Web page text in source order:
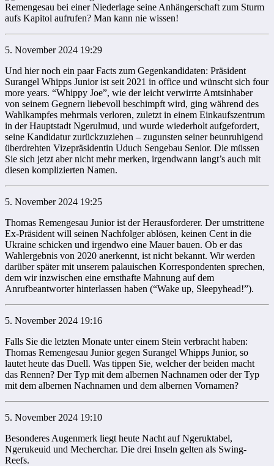
5. November 2024 19:29
Und hier noch ein paar Facts zum Gegenkandidaten: Präsident
Surangel Whipps Junior ist seit 2021 in office und wünscht sich four
more years. “Whippy Joe”, wie der leicht verwirrte Amtsinhaber
von seinem Gegnern liebevoll beschimpft wird, ging während des
Wahlkampfes mehrmals verloren, zuletzt in einem Einkaufszentrum
in der Hauptstadt Ngerulmud, und wurde wiederholt aufgefordert,
seine Kandidatur zurückzuziehen – zugunsten seiner beunruhigend
überdrehten Vizepräsidentin Uduch Sengebau Senior. Die müssen
Sie sich jetzt aber nicht mehr merken, irgendwann langt’s auch mit
diesen komplizierten Namen.
5. November 2024 19:25
Thomas Remengesau Junior ist der Herausforderer. Der umstrittene
Ex-Präsident will seinen Nachfolger ablösen, keinen Cent in die
Ukraine schicken und irgendwo eine Mauer bauen. Ob er das
Wahlergebnis von 2020 anerkennt, ist nicht bekannt. Wir werden
darüber später mit unserem palauischen Korrespondenten sprechen,
dem wir inzwischen eine ernsthafte Mahnung auf dem
Anrufbeantworter hinterlassen haben (“Wake up, Sleepyhead!”).
5. November 2024 19:16
Falls Sie die letzten Monate unter einem Stein verbracht haben:
Thomas Remengesau Junior gegen Surangel Whipps Junior, so
lautet heute das Duell. Was tippen Sie, welcher der beiden macht
das Rennen? Der Typ mit dem albernen Nachnamen oder der Typ
mit dem albernen Nachnamen und dem albernen Vornamen?
5. November 2024 19:10
Besonderes Augenmerk liegt heute Nacht auf Ngeruktabel,
Ngerukeuid und Mecherchar. Die drei Inseln gelten als Swing-
Reefs.